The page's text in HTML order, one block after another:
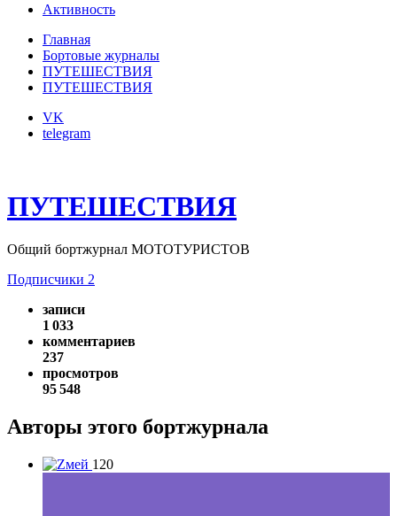
Активность
Главная
Бортовые журналы
ПУТЕШЕСТВИЯ
ПУТЕШЕСТВИЯ
VK
telegram
ПУТЕШЕСТВИЯ
Общий бортжурнал МОТОТУРИСТОВ
Подписчики 2
записи
1 033
комментариев
237
просмотров
95 548
Авторы этого бортжурнала
120